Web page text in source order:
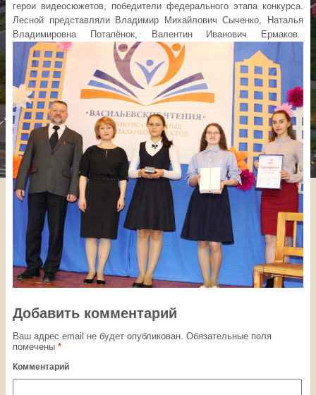
герои видеосюжетов, победители федерального этапа конкурса.
Лесной представляли Владимир Михайлович Сыченко, Наталья
Владимировна Потапёнок, Валентин Иванович Ермаков.
Добавить комментарий
Ваш адрес email не будет опубликован. Обязательные поля
помечены *
Комментарий